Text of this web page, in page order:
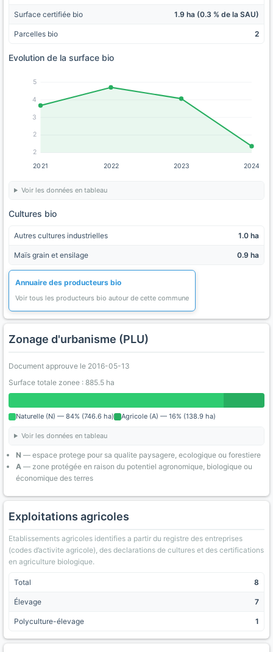
Surface certifiée bio 1.9 ha (0.3 % de la SAU)
Parcelles bio 2
Evolution de la surface bio
2
2
3
4
5
2021 2022 2023 2024
Voir les données en tableau
Cultures bio
Autres cultures industrielles 1.0 ha
Maïs grain et ensilage 0.9 ha
Annuaire des producteurs bio
Voir tous les producteurs bio autour de cette commune
Zonage d'urbanisme (PLU)
Document approuve le 2016-05-13
Surface totale zonee : 885.5 ha
Naturelle (N) — 84% (746.6 ha) Agricole (A) — 16% (138.9 ha)
Voir les données en tableau
N — espace protege pour sa qualite paysagere, ecologique ou forestiere
A — zone protégée en raison du potentiel agronomique, biologique ou
économique des terres
Exploitations agricoles
Etablissements agricoles identifies a partir du registre des entreprises
(codes d’activite agricole), des declarations de cultures et des certifications
en agriculture biologique.
Total 8
Élevage 7
Polyculture-élevage 1